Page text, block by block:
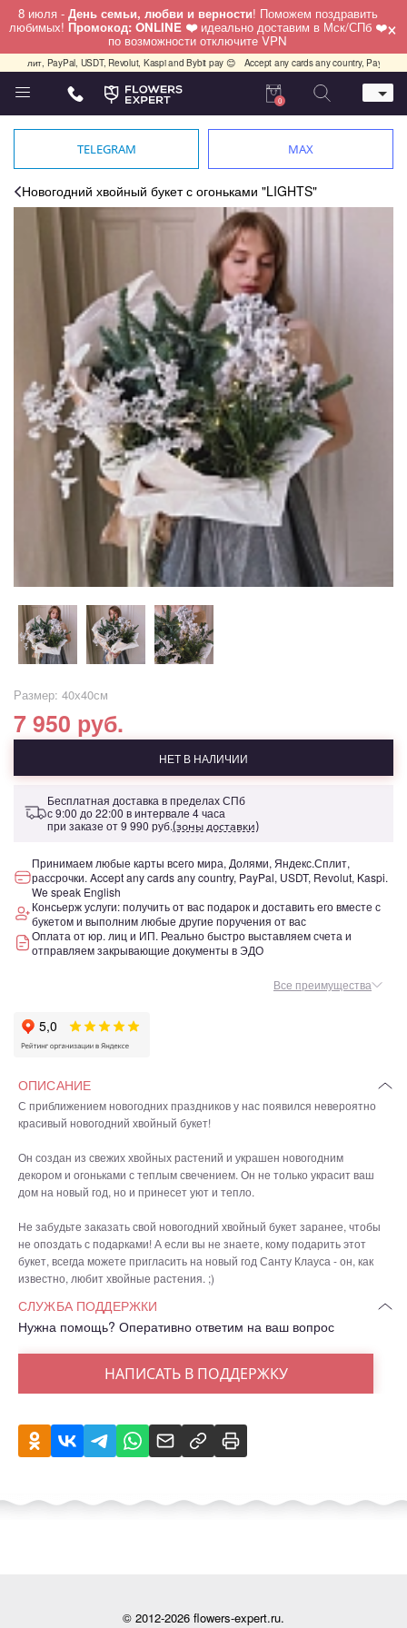
8 июля - День семьи, любви и верности! Поможем поздравить
любимых! Промокод: ONLINE ❤️ идеально доставим в Мск/СПб ❤️
по возможности отключите VPN ×
PayPal, USDT, Revolut, Kaspi and Bybit pay 😊 Accept any cards any country, PayPal,
Телефон
+7 (812) 425 36 05
Санкт-Петербург,
Лизы Чайкиной 25
работаем круглосуточно
0
TELEGRAM MAX
Новогодний хвойный букет с огоньками "LIGHTS"
Размер: 40х40см
7 950 руб.
НЕТ В НАЛИЧИИ
Бесплатная доставка в пределах СПб
с 9:00 до 22:00 в интервале 4 часа
при заказе от9 990 руб.(зоны доставки)
Принимаем любые карты всего мира, Долями, Яндекс.Сплит,
рассрочки. Accept any cards any country, PayPal, USDT, Revolut, Kaspi.
We speak English
Консьерж услуги: получить от вас подарок и доставить его вместе с
букетом и выполним любые другие поручения от вас
Оплата от юр. лиц и ИП. Реально быстро выставляем счета и
отправляем закрывающие документы в ЭДО
Все преимущества
ОПИСАНИЕ
С приближением новогодних праздников у нас появился невероятно
красивый новогодний хвойный букет!
Он создан из свежих хвойных растений и украшен новогодним
декором и огоньками с теплым свечением. Он не только украсит ваш
дом на новый год, но и принесет уют и тепло.
Не забудьте заказать свой новогодний хвойный букет заранее, чтобы
не опоздать с подарками! А если вы не знаете, кому подарить этот
букет, всегда можете пригласить на новый год Санту Клауса - он, как
известно, любит хвойные растения. ;)
СЛУЖБА ПОДДЕРЖКИ
Нужна помощь? Оперативно ответим на ваш вопрос
НАПИСАТЬ В ПОДДЕРЖКУ
© 2012-2026 flowers-expert.ru.